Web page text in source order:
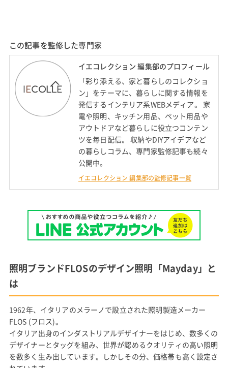
この記事を監修した専門家
イエコレクション 編集部のプロフィール
「彩り添える、家と暮らしのコレクショ
ン」をテーマに、暮らしに関する情報を
発信するインテリア系WEBメディア。 家
電や照明、キッチン用品、ペット用品や
アウトドアなど暮らしに役立つコンテン
ツを毎日配信。 収納やDIYアイデアなど
の暮らしコラム、専門家監修記事も続々
公開中。
イエコレクション 編集部の監修記事一覧
照明ブランドFLOSのデザイン照明「Mayday」と
は
1962年、イタリアのメラーノで設立された照明製造メーカー
FLOS (フロス)。
イタリア出身のインダストリアルデザイナーをはじめ、数多くの
デザイナーとタッグを組み、世界が認めるクオリティの高い照明
を数多く生み出しています。しかしその分、価格帯も高く設定さ